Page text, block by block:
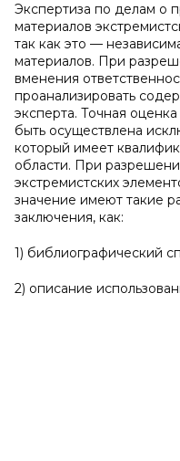
Экспертиза по делам о
материалов
так как это —
материалов. При
вменения
проанализировать
эксперта. Точная
быть осуществлена
который имеет
области. При
экстремистских
значение имеют такие
заключения, как:
1) библиографический
2) описание